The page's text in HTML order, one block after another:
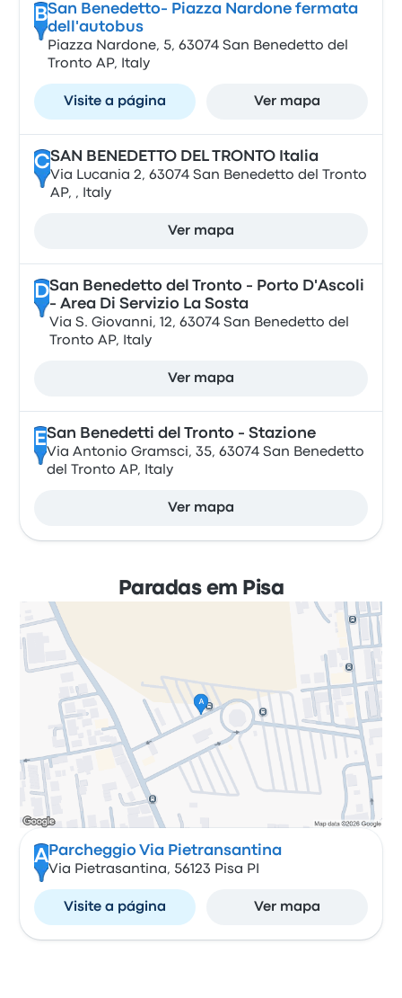
BSan Benedetto- Piazza Nardone fermata
dell'autobus
Piazza Nardone, 5, 63074 San Benedetto del
Tronto AP, Italy
Visite a página Ver mapa
CSAN BENEDETTO DEL TRONTO Italia
Via Lucania 2, 63074 San Benedetto del Tronto
AP, , Italy
Ver mapa
DSan Benedetto del Tronto - Porto D'Ascoli
- Area Di Servizio La Sosta
Via S. Giovanni, 12, 63074 San Benedetto del
Tronto AP, Italy
Ver mapa
ESan Benedetti del Tronto - Stazione
Via Antonio Gramsci, 35, 63074 San Benedetto
del Tronto AP, Italy
Ver mapa
Paradas em Pisa
A Parcheggio Via Pietransantina
Via Pietrasantina, 56123 Pisa PI
Visite a página Ver mapa